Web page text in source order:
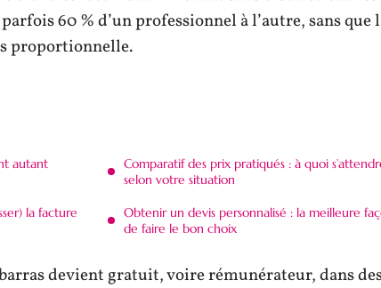
60 % d’un professionnel à l’autre, sans que
proportionnelle.
autant
la facture
Comparatif des prix pratiqués : à quoi
selon votre situation
Obtenir un devis personnalisé : la meilleure
de faire le bon choix
devient gratuit, voire rémunérateur, dans